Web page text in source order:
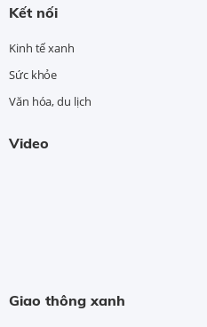
Kết nối
Kinh tế xanh
Sức khỏe
Văn hóa, du lịch
Video
Giao thông xanh